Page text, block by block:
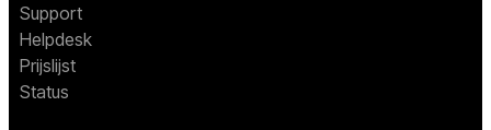
Support
Helpdesk
Prijslijst
Status